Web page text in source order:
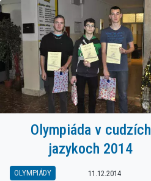
IT EXPO 2017 V KOŠICIACH
Olympiáda v cudzích
jazykoch 2014
OLYMPIÁDY 11.12.2014